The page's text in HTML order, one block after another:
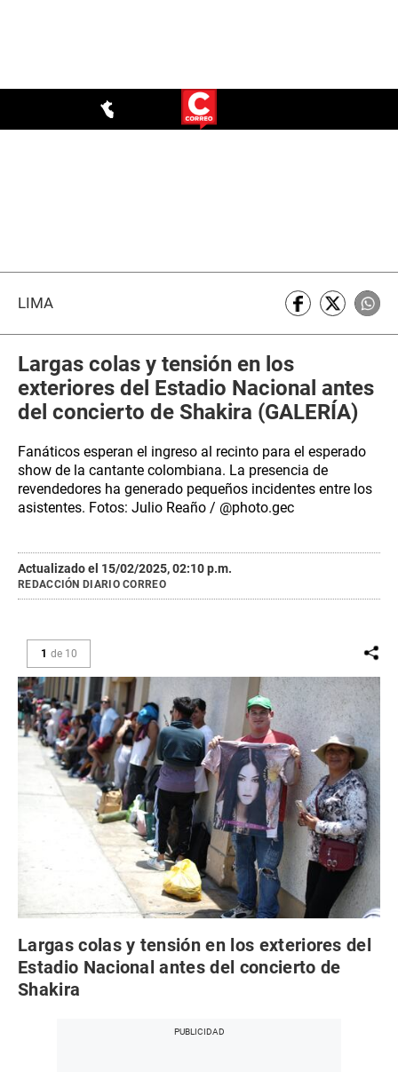
LIMA
Largas colas y tensión en los
exteriores del Estadio Nacional antes
del concierto de Shakira (GALERÍA)
Fanáticos esperan el ingreso al recinto para el esperado
show de la cantante colombiana. La presencia de
revendedores ha generado pequeños incidentes entre los
asistentes. Fotos: Julio Reaño / @photo.gec
REDACCIÓN DIARIO CORREO
Actualizado el 15/02/2025, 02:10 p.m.
1 de 10
Largas colas y tensión en los exteriores del
Estadio Nacional antes del concierto de
Shakira